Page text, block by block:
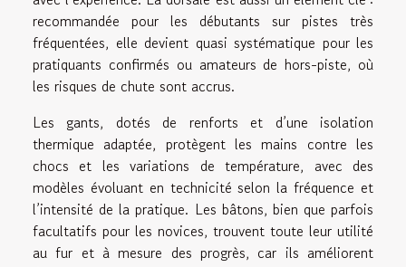
recommandée pour les débutants sur pistes très
fréquentées, elle devient quasi systématique pour les
pratiquants confirmés ou amateurs de hors-piste, où
les risques de chute sont accrus.
Les gants, dotés de renforts et d’une isolation
thermique adaptée, protègent les mains contre les
chocs et les variations de température, avec des
modèles évoluant en technicité selon la fréquence et
l’intensité de la pratique. Les bâtons, bien que parfois
facultatifs pour les novices, trouvent toute leur utilité
au fur et à mesure des progrès, car ils améliorent